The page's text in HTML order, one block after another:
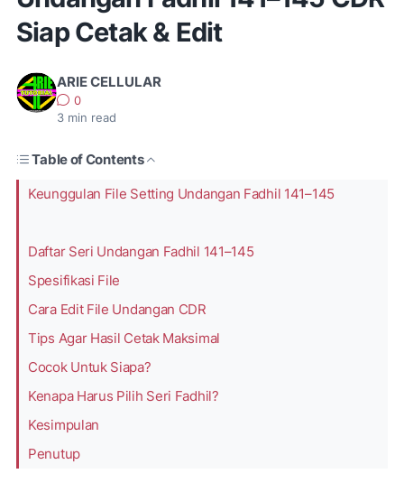
Siap Cetak & Edit
ARIE CELLULAR
0
3 min read
Table of Contents
Keunggulan File Setting Undangan Fadhil 141–145
Daftar Seri Undangan Fadhil 141–145
Spesifikasi File
Cara Edit File Undangan CDR
Tips Agar Hasil Cetak Maksimal
Cocok Untuk Siapa?
Kenapa Harus Pilih Seri Fadhil?
Kesimpulan
Penutup